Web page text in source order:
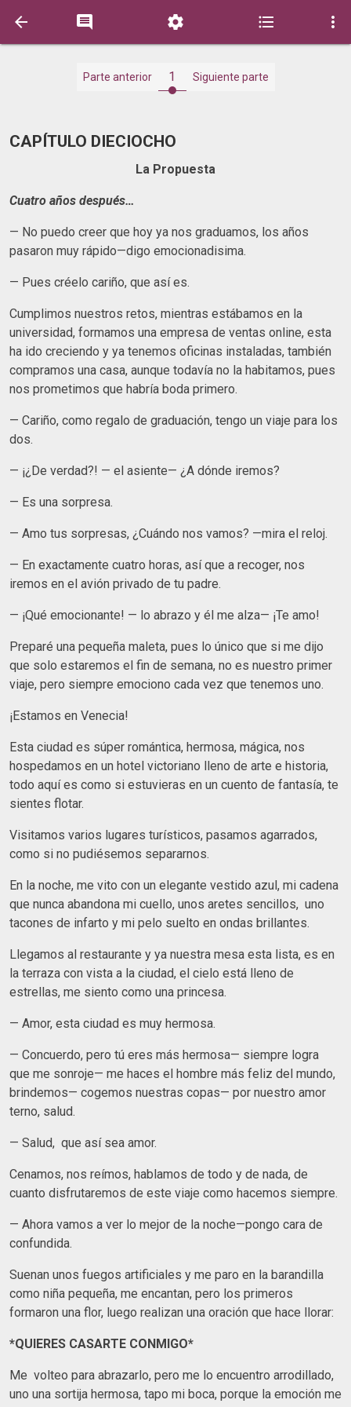
    
Parte anterior 1 Siguiente parte
CAPÍTULO DIECIOCHO
La Propuesta
Cuatro años después…
— No puedo creer que hoy ya nos graduamos, los años
pasaron muy rápido—digo emocionadisima.
— Pues créelo cariño, que así es.
Cumplimos nuestros retos, mientras estábamos en la
universidad, formamos una empresa de ventas online, esta
ha ido creciendo y ya tenemos oficinas instaladas, también
compramos una casa, aunque todavía no la habitamos, pues
nos prometimos que habría boda primero.
— Cariño, como regalo de graduación, tengo un viaje para los
dos.
— ¡¿De verdad?! — el asiente— ¿A dónde iremos?
— Es una sorpresa.
— Amo tus sorpresas, ¿Cuándo nos vamos? —mira el reloj.
— En exactamente cuatro horas, así que a recoger, nos
iremos en el avión privado de tu padre.
— ¡Qué emocionante! — lo abrazo y él me alza— ¡Te amo!
Preparé una pequeña maleta, pues lo único que si me dijo
que solo estaremos el fin de semana, no es nuestro primer
viaje, pero siempre emociono cada vez que tenemos uno.
¡Estamos en Venecia!
Esta ciudad es súper romántica, hermosa, mágica, nos
hospedamos en un hotel victoriano lleno de arte e historia,
todo aquí es como si estuvieras en un cuento de fantasía, te
sientes flotar.
Visitamos varios lugares turísticos, pasamos agarrados,
como si no pudiésemos separarnos.
En la noche, me vito con un elegante vestido azul, mi cadena
que nunca abandona mi cuello, unos aretes sencillos, uno
tacones de infarto y mi pelo suelto en ondas brillantes.
Llegamos al restaurante y ya nuestra mesa esta lista, es en
la terraza con vista a la ciudad, el cielo está lleno de
estrellas, me siento como una princesa.
— Amor, esta ciudad es muy hermosa.
— Concuerdo, pero tú eres más hermosa— siempre logra
que me sonroje— me haces el hombre más feliz del mundo,
brindemos— cogemos nuestras copas— por nuestro amor
terno, salud.
— Salud, que así sea amor.
Cenamos, nos reímos, hablamos de todo y de nada, de
cuanto disfrutaremos de este viaje como hacemos siempre.
— Ahora vamos a ver lo mejor de la noche—pongo cara de
confundida.
Suenan unos fuegos artificiales y me paro en la barandilla
como niña pequeña, me encantan, pero los primeros
formaron una flor, luego realizan una oración que hace llorar:
*QUIERES CASARTE CONMIGO*
Me volteo para abrazarlo, pero me lo encuentro arrodillado,
uno una sortija hermosa, tapo mi boca, porque la emoción me